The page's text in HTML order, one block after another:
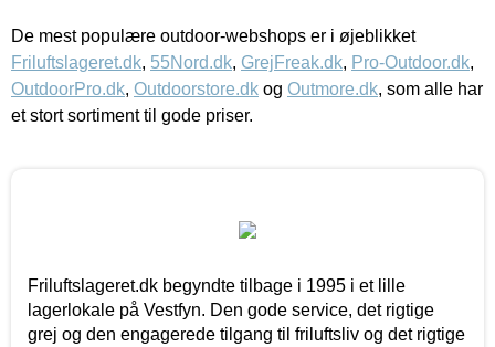
De mest populære outdoor-webshops er i øjeblikket
Friluftslageret.dk, 55Nord.dk, GrejFreak.dk, Pro-Outdoor.dk,
OutdoorPro.dk, Outdoorstore.dk og Outmore.dk, som alle har
et stort sortiment til gode priser.
Friluftslageret.dk begyndte tilbage i 1995 i et lille
lagerlokale på Vestfyn. Den gode service, det rigtige
grej og den engagerede tilgang til friluftsliv og det rigtige